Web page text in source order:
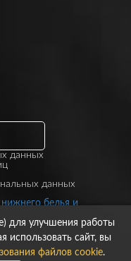
данных
данных
белья и
для улучшения работы
использовать сайт, вы
файлов cookie.